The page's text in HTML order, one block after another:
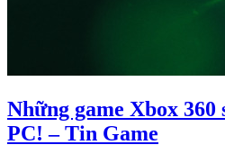
Những game Xbox 360
PC! – Tin Game